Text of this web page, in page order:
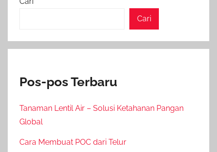
Cari
Pos-pos Terbaru
Tanaman Lentil Air – Solusi Ketahanan Pangan
Global
Cara Membuat POC dari Telur